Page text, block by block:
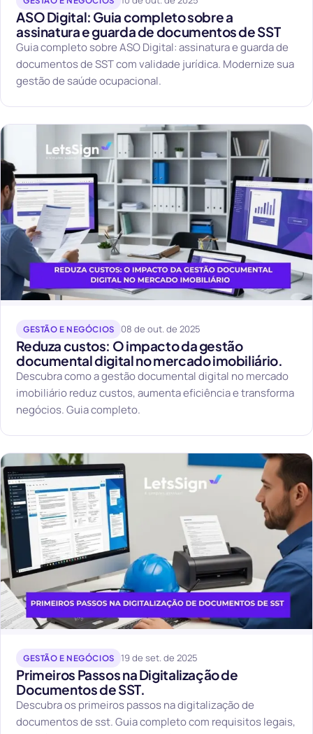
ASO Digital: Guia completo sobre a
assinatura e guarda de documentos de SST
Guia completo sobre ASO Digital: assinatura e guarda de
documentos de SST com validade jurídica. Modernize sua
gestão de saúde ocupacional.
GESTÃO E NEGÓCIOS 08 de out. de 2025
Reduza custos: O impacto da gestão
documental digital no mercado imobiliário.
Descubra como a gestão documental digital no mercado
imobiliário reduz custos, aumenta eficiência e transforma
negócios. Guia completo.
GESTÃO E NEGÓCIOS 19 de set. de 2025
Primeiros Passos na Digitalização de
Documentos de SST.
Descubra os primeiros passos na digitalização de
documentos de sst. Guia completo com requisitos legais,